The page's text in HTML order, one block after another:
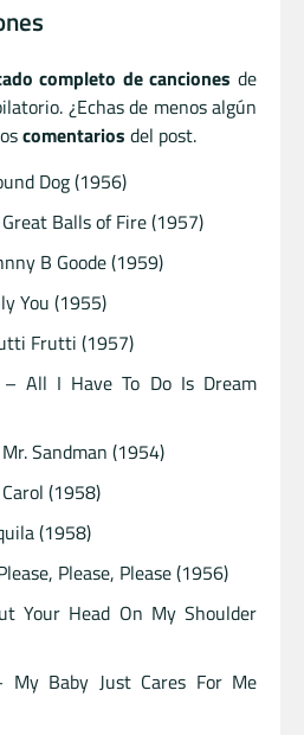
completo de canciones de
¿Echas de menos algún
comentarios del post.
Dog (1956)
Balls of Fire (1957)
B Goode (1959)
You (1955)
Frutti (1957)
All I Have To Do Is Dream
Sandman (1954)
(1958)
(1958)
Please, Please (1956)
Your Head On My Shoulder
My Baby Just Cares For Me